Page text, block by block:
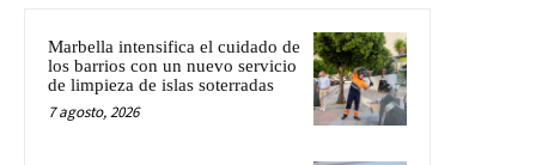
Marbella intensifica el cuidado de
los barrios con un nuevo servicio
de limpieza de islas soterradas
7 agosto, 2026